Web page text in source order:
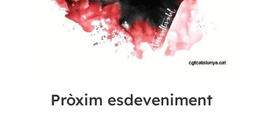
Pròxim esdeveniment